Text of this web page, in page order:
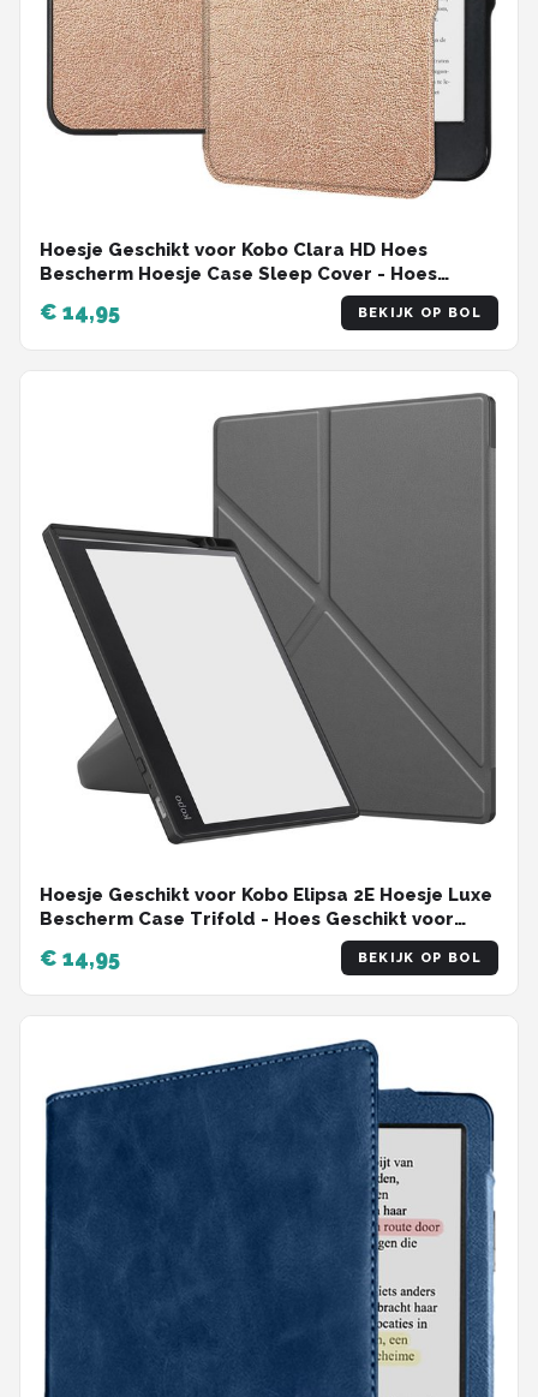
Hoesje Geschikt voor Kobo Clara HD Hoes
Bescherm Hoesje Case Sleep Cover - Hoes
Geschikt voor Kobo Clara HD Hoesje - Rosé Goud
€ 14,95 BEKIJK OP BOL
Hoesje Geschikt voor Kobo Elipsa 2E Hoesje Luxe
Bescherm Case Trifold - Hoes Geschikt voor
Kobo Elipsa 2E Hoes Book Cover - Grijs
€ 14,95 BEKIJK OP BOL